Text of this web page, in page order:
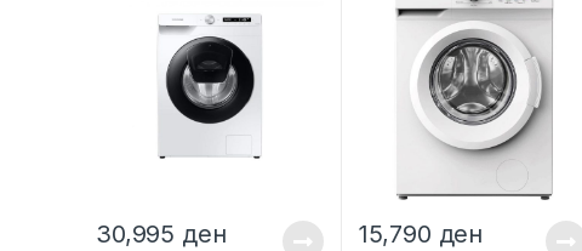
30,995 ден 15,790 ден